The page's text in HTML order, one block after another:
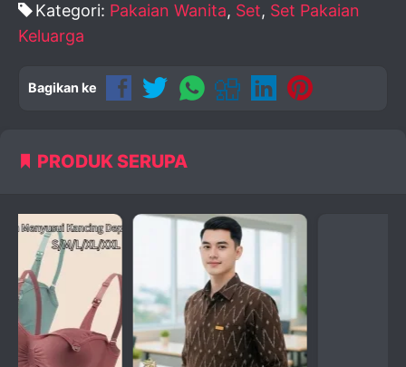
Kategori: Pakaian Wanita, Set, Set Pakaian
Keluarga
Bagikan ke
PRODUK SERUPA